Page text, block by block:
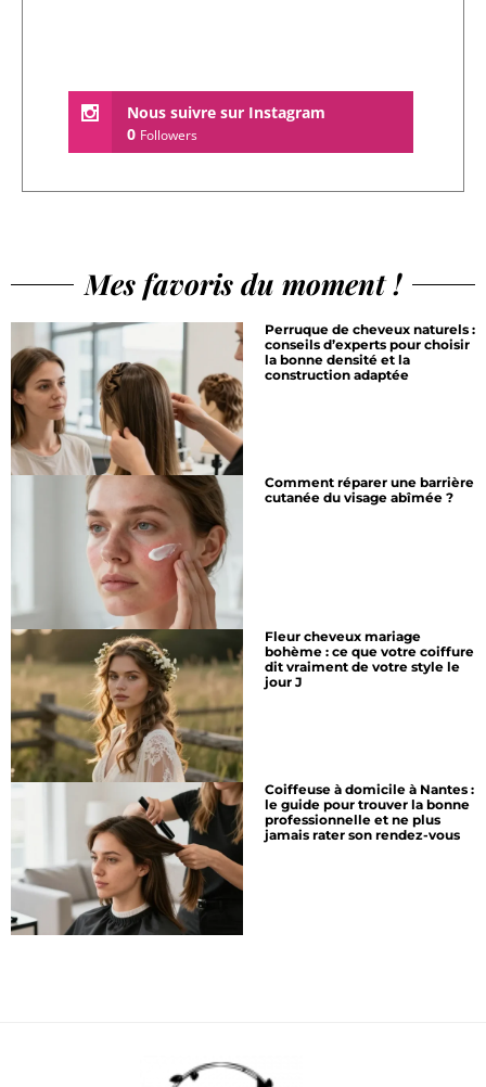
Nous suivre sur Instagram
0 Followers
Mes favoris du moment !
Perruque de cheveux naturels :
conseils d’experts pour choisir
la bonne densité et la
construction adaptée
Comment réparer une barrière
cutanée du visage abîmée ?
Fleur cheveux mariage
bohème : ce que votre coiffure
dit vraiment de votre style le
jour J
Coiffeuse à domicile à Nantes :
le guide pour trouver la bonne
professionnelle et ne plus
jamais rater son rendez-vous